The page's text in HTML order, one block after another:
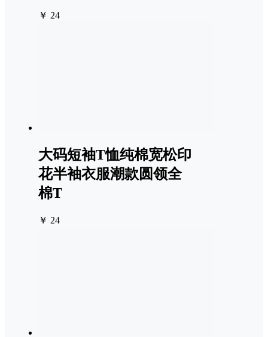
￥ 24
大码短袖T恤纯棉宽松印
花半袖衣服潮款圆领全
棉T
￥ 24